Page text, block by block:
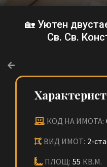
🏡 Уютен
Св. Св.
КОД НА ИМОТА:
ВИД ИМОТ: 2-
ПЛОЩ: 55 КВ.М.